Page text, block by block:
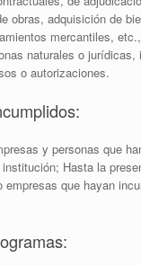
obras, adquisición de
mercantiles,
naturales o jurídicas,
o autorizaciones.
y personas que
Hasta la
empresas que hayan